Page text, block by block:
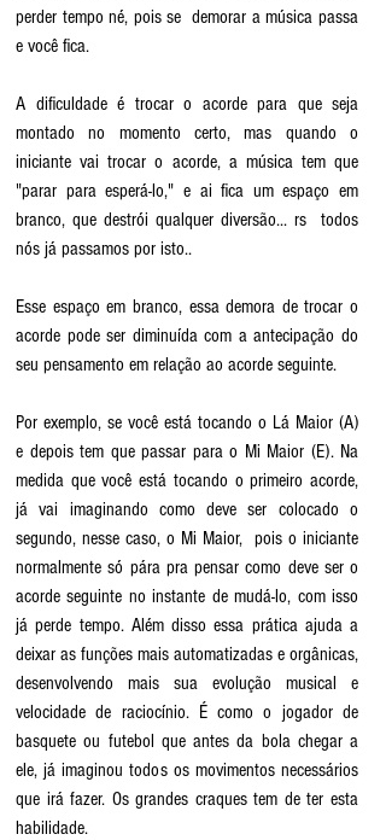
perder tempo né, pois se  demorar a música passa
e você fica.
A dificuldade é trocar o acorde para que seja
montado no momento certo, mas quando o
iniciante vai trocar o acorde, a música tem que
"parar para esperá-lo," e ai fica um espaço em
branco, que destrói qualquer diversão... rs  todos
nós já passamos por isto..
Esse espaço em branco, essa demora de trocar o
acorde pode ser diminuída com a antecipação do
seu pensamento em relação ao acorde seguinte.
Por exemplo, se você está tocando o Lá Maior (A)
e depois tem que passar para o Mi Maior (E). Na
medida que você está tocando o primeiro acorde,
já vai imaginando como deve ser colocado o
segundo, nesse caso, o Mi Maior,  pois o iniciante
normalmente só pára pra pensar como deve ser o
acorde seguinte no instante de mudá-lo, com isso
já perde tempo. Além disso essa prática ajuda a
deixar as funções mais automatizadas e orgânicas,
desenvolvendo mais sua evolução musical e
velocidade de raciocínio. É como o jogador de
basquete ou futebol que antes da bola chegar a
ele, já imaginou todos os movimentos necessários
que irá fazer. Os grandes craques tem de ter esta
habilidade.